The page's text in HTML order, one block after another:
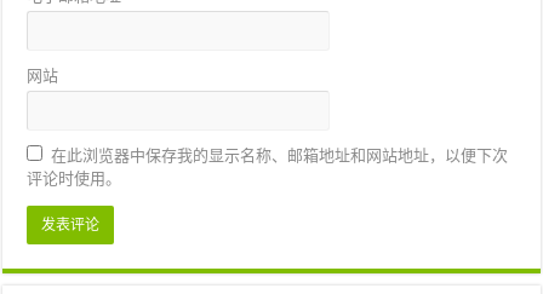
网站
在此浏览器中保存我的显示名称、邮箱地址和网站地址，以便下次
评论时使用。